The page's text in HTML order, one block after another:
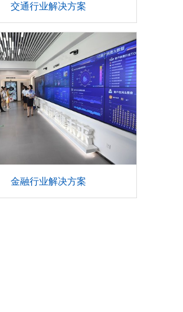
交通行业解决方案
金融行业解决方案